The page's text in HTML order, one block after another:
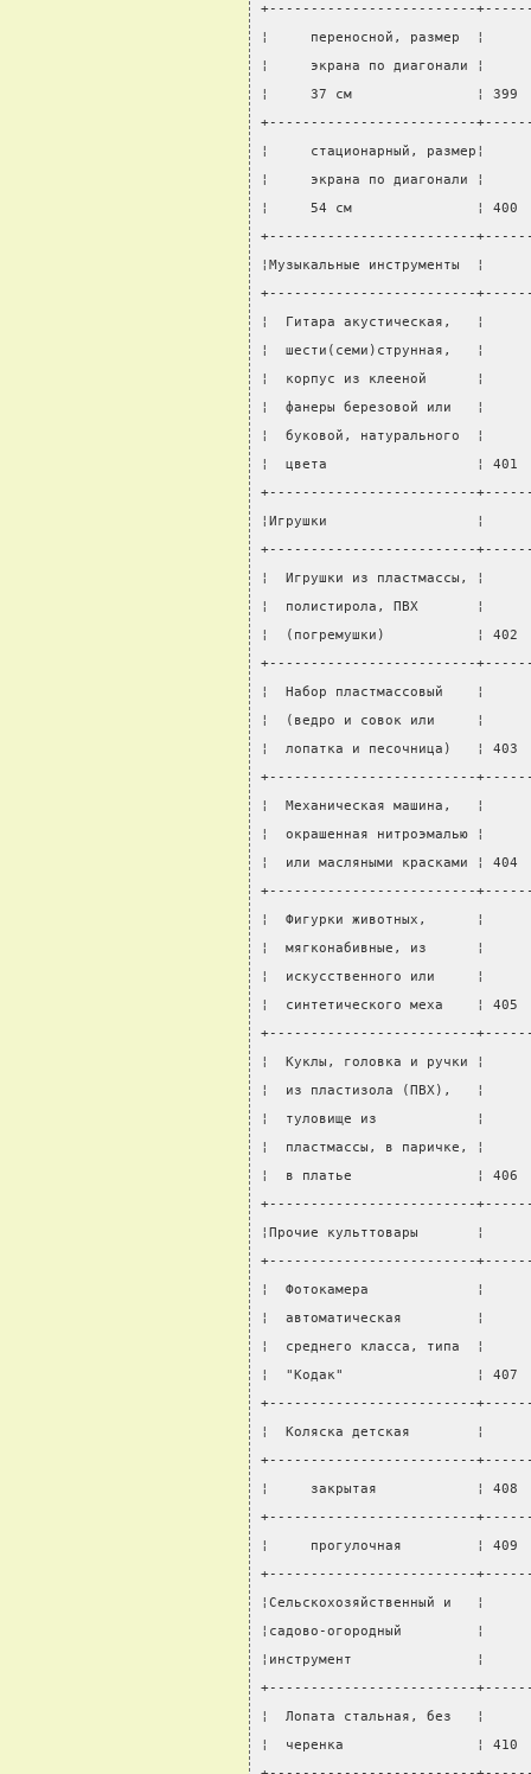
+-------------------------
¦     переносной,
¦     экрана по
¦     37 см               ¦
+-------------------------
¦     стационарный,
¦     экрана по
¦     54 см               ¦
+-------------------------
¦Музыкальные
+-------------------------
¦  Гитара
¦
¦  корпус из клееной
¦  фанеры березовой
¦  буковой,
¦  цвета                  ¦
+-------------------------
¦Игрушки                  ¦
+-------------------------
¦  Игрушки из
¦  полистирола, ПВХ
¦  (погремушки)           ¦
+-------------------------
¦  Набор пластмассовый
¦  (ведро и совок или
¦  лопатка и песочница)
+-------------------------
¦  Механическая
¦  окрашенная
¦  или масляными
+-------------------------
¦  Фигурки животных,
¦  мягконабивные, из
¦  искусственного или
¦  синтетического меха
+-------------------------
¦  Куклы, головка и
¦  из пластизола (ПВХ),
¦  туловище из
¦  пластмассы, в
¦  в платье               ¦
+-------------------------
¦Прочие культтовары
+-------------------------
¦  Фотокамера
¦  автоматическая
¦  среднего класса,
¦  "Кодак"                ¦
+-------------------------
¦  Коляска детская
+-------------------------
¦     закрытая            ¦
+-------------------------
¦     прогулочная
+-------------------------
¦Сельскохозяйственный
¦садово-огородный
¦инструмент
+-------------------------
¦  Лопата стальная, без
¦  черенка                ¦